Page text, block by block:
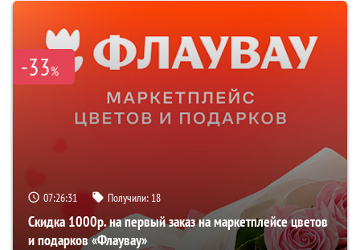
-33%
07:26:30 Получили: 18
Скидка 1000р. на первый заказ на маркетплейсе цветов
и подарков «Флаувау»